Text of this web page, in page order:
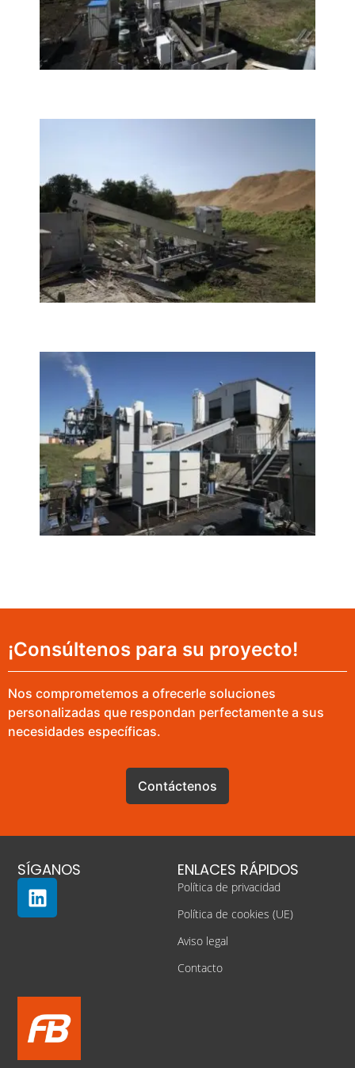
¡Consúltenos para su proyecto!
Nos comprometemos a ofrecerle soluciones
personalizadas que respondan perfectamente a sus
necesidades específicas.
Contáctenos
ENLACES RÁPIDOS
Política de privacidad
Política de cookies (UE)
Aviso legal
Contacto
SÍGANOS